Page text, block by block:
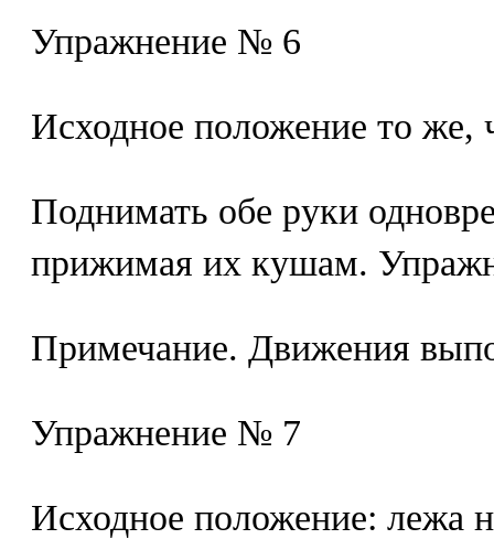
Упражнение № 6
Исходное положение то же,
Поднимать обе руки
прижимая их кушам.
Примечание. Движения
Упражнение № 7
Исходное положение: лежа